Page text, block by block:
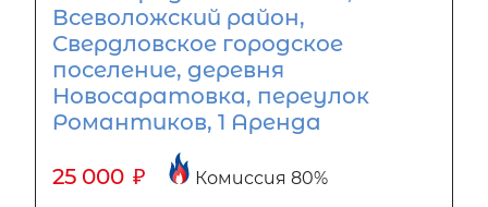
Всеволожский район,
Свердловское городское
поселение, деревня
Новосаратовка, переулок
Романтиков, 1 Аренда
25 000 ₽ Комиссия 80%